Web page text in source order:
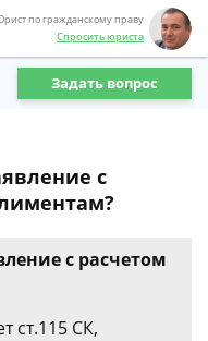
по гражданскому праву
Спросить юриста
Задать вопрос
с
с расчетом
ст.115 СК,